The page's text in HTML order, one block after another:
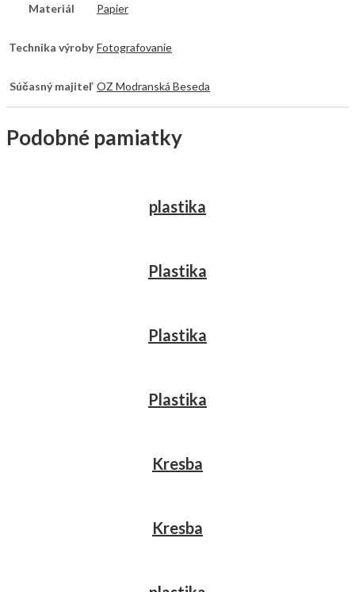
Materiál Papier
Technika výroby Fotografovanie
Súčasný majiteľ OZ Modranská Beseda
Podobné pamiatky
plastika
Plastika
Plastika
Plastika
Kresba
Kresba